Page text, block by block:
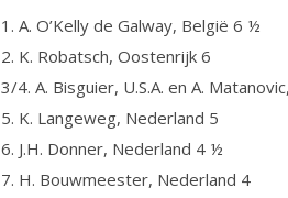
1. A. O’Kelly de Galway, België 6 ½
2. K. Robatsch, Oostenrijk 6
3/4. A. Bisguier, U.S.A. en A.
5. K. Langeweg, Nederland 5
6. J.H. Donner, Nederland 4 ½
7. H. Bouwmeester, Nederland 4